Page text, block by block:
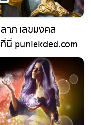
าภ เลขมงคล
punlekded.com